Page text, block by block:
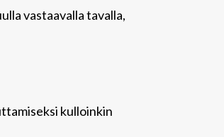
vastaavalla tavalla,
kulloinkin